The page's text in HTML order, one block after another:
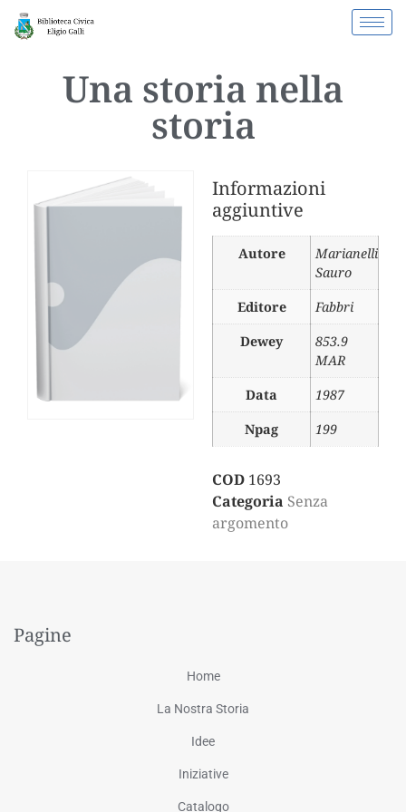
Una storia nella
storia
Informazioni
aggiuntive
Autore
Marianelli
Sauro
Editore
Fabbri
Dewey
853.9
MAR
Data
1987
Npag
199
COD 1693
Categoria Senza
argomento
Pagine
Home
La Nostra Storia
Idee
Iniziative
Catalogo